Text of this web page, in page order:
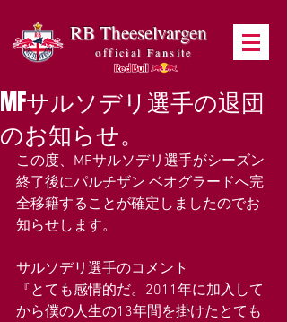
RB Theeselvargen
official Fansite
MFサルソデリ選手の退団
のお知らせ。
この度、MFサルソデリ選手がシーズン
終了後にパルチザン ベオグラードへ完
全移籍することが確定しましたのでお
知らせします。
サルソデリ選手のコメント
『とても感情的だ。2011年に加入して
から僕の人生の13年間を掛けたとても